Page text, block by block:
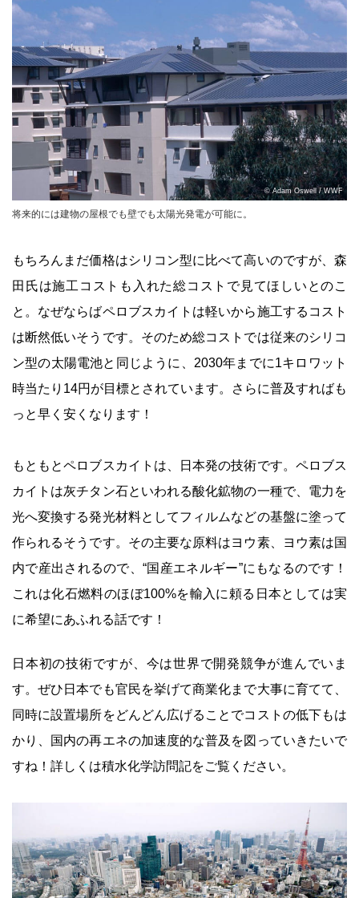
© Adam Oswell / WWF
将来的には建物の屋根でも壁でも太陽光発電が可能に。
もちろんまだ価格はシリコン型に比べて高いのですが、森
田氏は施工コストも入れた総コストで見てほしいとのこ
と。なぜならばペロブスカイトは軽いから施工するコスト
は断然低いそうです。そのため総コストでは従来のシリコ
ン型の太陽電池と同じように、2030年までに1キロワット
時当たり14円が目標とされています。さらに普及すればも
っと早く安くなります！
もともとペロブスカイトは、日本発の技術です。ペロブス
カイトは灰チタン石といわれる酸化鉱物の一種で、電力を
光へ変換する発光材料としてフィルムなどの基盤に塗って
作られるそうです。その主要な原料はヨウ素、ヨウ素は国
内で産出されるので、“国産エネルギー”にもなるのです！
これは化石燃料のほぼ100%を輸入に頼る日本としては実
に希望にあふれる話です！
日本初の技術ですが、今は世界で開発競争が進んでいま
す。ぜひ日本でも官民を挙げて商業化まで大事に育てて、
同時に設置場所をどんどん広げることでコストの低下もは
かり、国内の再エネの加速度的な普及を図っていきたいで
すね！詳しくは積水化学訪問記をご覧ください。